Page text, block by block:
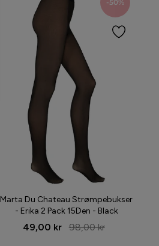
-50%
Marta Du Chateau Strømpebukser
- Erika 2 Pack 15Den - Black
49,00 kr 98,00 kr